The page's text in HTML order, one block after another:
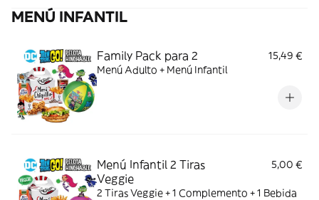
MENÚ INFANTIL
Family Pack para 2
15,49 €
Menú Adulto + Menú Infantil
Menú Infantil 2 Tiras
Veggie
5,00 €
2 Tiras Veggie + 1 Complemento + 1 Bebida